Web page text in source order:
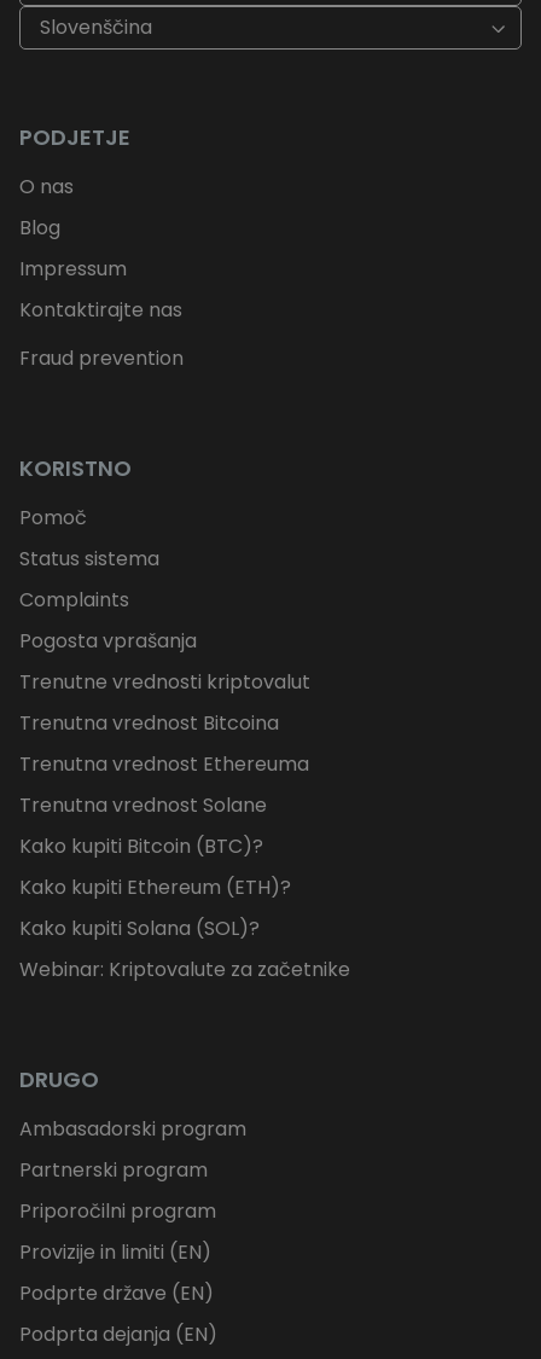
Slovenščina
PODJETJE
O nas
Blog
Impressum
Kontaktirajte nas
Fraud prevention
KORISTNO
Pomoč
Status sistema
Complaints
Pogosta vprašanja
Trenutne vrednosti kriptovalut
Trenutna vrednost Bitcoina
Trenutna vrednost Ethereuma
Trenutna vrednost Solane
Kako kupiti Bitcoin (BTC)?
Kako kupiti Ethereum (ETH)?
Kako kupiti Solana (SOL)?
Webinar: Kriptovalute za začetnike
DRUGO
Ambasadorski program
Partnerski program
Priporočilni program
Provizije in limiti (EN)
Podprte države (EN)
Podprta dejanja (EN)